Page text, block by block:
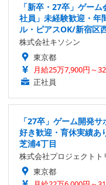
「新卒・27卒」ゲー
社員」未経験歓迎・年
ル・ピアスOK/新宿区
株式会社キソシン
東京都
月給25万7,900円～
正社員
「27卒」ゲーム開発
好き歓迎・育休実績あ
芝浦4丁目
株式会社プロジェクトト
東京都